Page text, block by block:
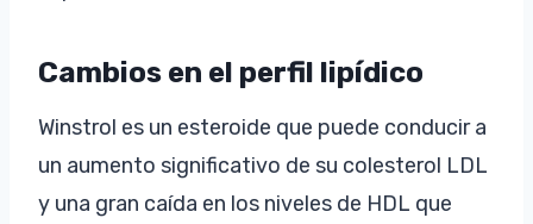
Cambios en el perfil lipídico
Winstrol es un esteroide que puede conducir a
un aumento significativo de su colesterol LDL
y una gran caída en los niveles de HDL que